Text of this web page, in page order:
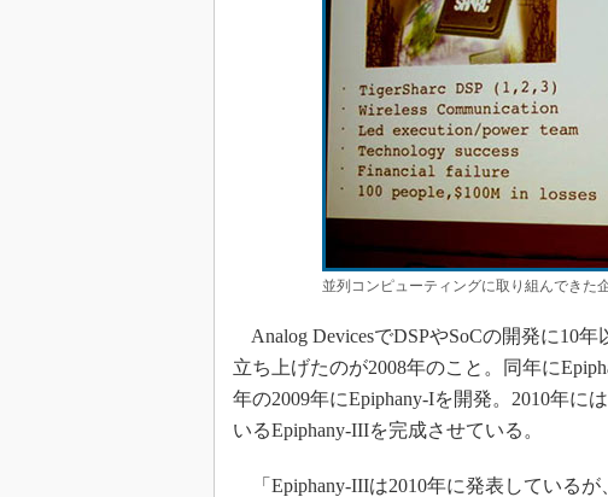
並列コンピューティングに取り組んできた
Analog DevicesでDSPやSoCの開発に10
立ち上げたのが2008年のこと。同年に
年の2009年にEpiphany-Iを開発。2010年に
いるEpiphany-IIIを完成させている。
「Epiphany-IIIは2010年に発表しているが